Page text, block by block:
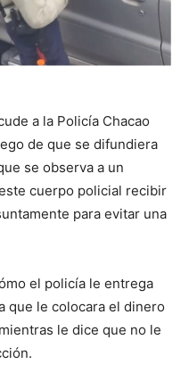
a la Policía Chacao
de que se difundiera
se observa a un
cuerpo policial recibir
para evitar una
el policía le entrega
que le colocara el dinero
le dice que no le